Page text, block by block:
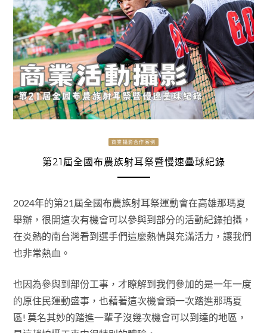
商業攝影合作案例
第21屆全國布農族射耳祭暨慢速壘球紀錄
2024年的第21屆全國布農族射耳祭運動會在高雄那瑪夏
舉辦，很開這次有機會可以參與到部分的活動紀錄拍攝，
在炎熱的南台灣看到選手們這麼熱情與充滿活力，讓我們
也非常熱血。
也因為參與到部份工事，才瞭解到我們參加的是一年一度
的原住民運動盛事，也藉著這次機會頭一次踏進那瑪夏
區! 莫名其妙的踏進一輩子沒幾次機會可以到達的地區，